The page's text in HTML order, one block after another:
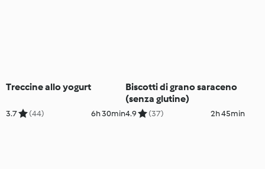
Treccine allo yogurt
3.7 (44) 6h 30min
Biscotti di grano saraceno
(senza glutine)
4.9 (37) 2h 45min